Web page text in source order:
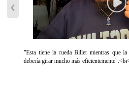
"Esta tiene la rueda Billet mientras que
debería girar mucho más